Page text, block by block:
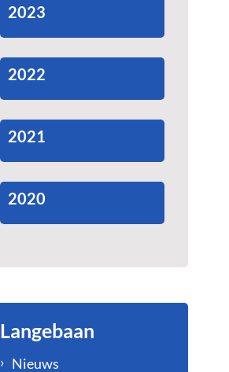
2023
2022
2021
2020
Langebaan
Nieuws